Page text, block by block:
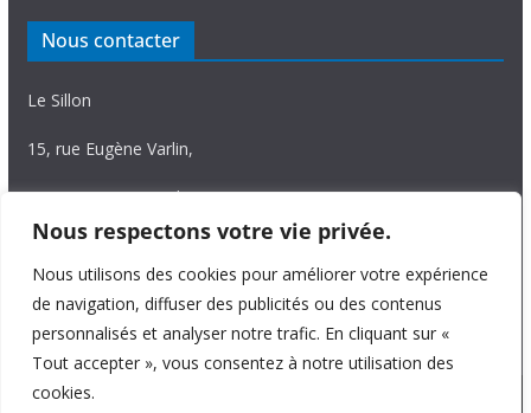
Nous respectons votre vie privée.
Nous utilisons des cookies pour améliorer votre expérience
de navigation, diffuser des publicités ou des contenus
personnalisés et analyser notre trafic. En cliquant sur «
Tout accepter », vous consentez à notre utilisation des
cookies.
Nous contacter
Le Sillon
15, rue Eugène Varlin,
87036 Limoges Cedex.
Tél. 05 55 06 14 15
Nous écrire